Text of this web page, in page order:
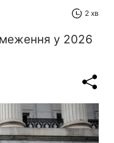
2 хв
у 2026